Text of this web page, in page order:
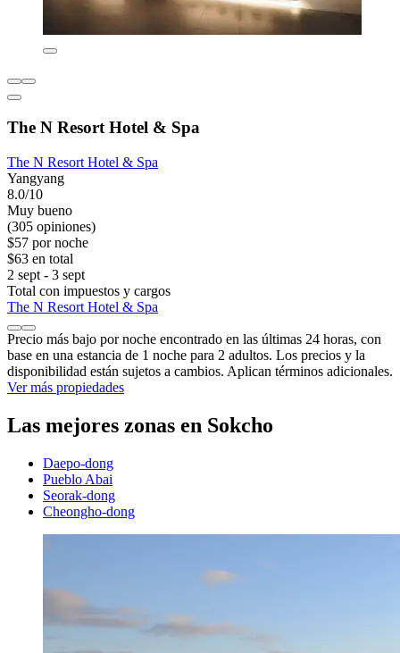
The N Resort Hotel & Spa
The N Resort Hotel & Spa
Yangyang
8.0/10
Muy bueno
(305 opiniones)
$57 por noche
$63 en total
2 sept - 3 sept
Total con impuestos y cargos
The N Resort Hotel & Spa
Precio más bajo por noche encontrado en las últimas 24 horas, con
base en una estancia de 1 noche para 2 adultos. Los precios y la
disponibilidad están sujetos a cambios. Aplican términos adicionales.
Ver más propiedades
Las mejores zonas en Sokcho
Daepo-dong
Pueblo Abai
Seorak-dong
Cheongho-dong